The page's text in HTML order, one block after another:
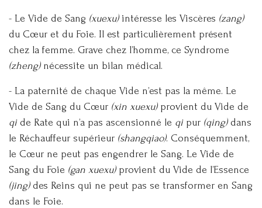
- Le Vide de Sang (xuexu)intéresse les Viscères (zang)
du Cœur et du Foie. Il est particulièrement présent
chez la femme. Grave chez l’homme, ce Syndrome
(zheng)nécessite un bilan médical.
- La paternité de chaque Vide n’est pas la même. Le
Vide de Sang du Cœur (xin xuexu)provient du Vide de
qide Rate qui n’a pas ascensionné le qipur (qing)dans
le Réchauffeur supérieur (shangqiao). Conséquemment,
le Cœur ne peut pas engendrer le Sang. Le Vide de
Sang du Foie (gan xuexu)provient du Vide de l’Essence
(jing)des Reins qui ne peut pas se transformer en Sang
dans le Foie.